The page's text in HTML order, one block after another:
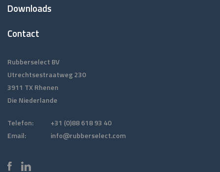
Downloads
Contact
Rubberselect BV
Utrechtsestraatweg 230
3911 TX Rhenen
Die Niederlande
Telefon:
+31 (0)88 618 93 40
Email:
info@rubberselect.com